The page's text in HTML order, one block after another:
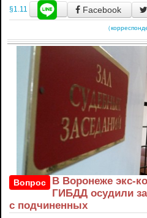
§1.11 Facebook
（
Вопрос
В Воронеже экс-
ГИБДД осудили
с подчиненных